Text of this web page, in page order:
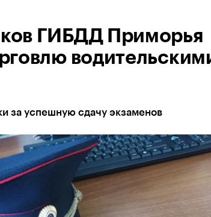
ГИБДД Приморья
за успешную сдачу экзаменов